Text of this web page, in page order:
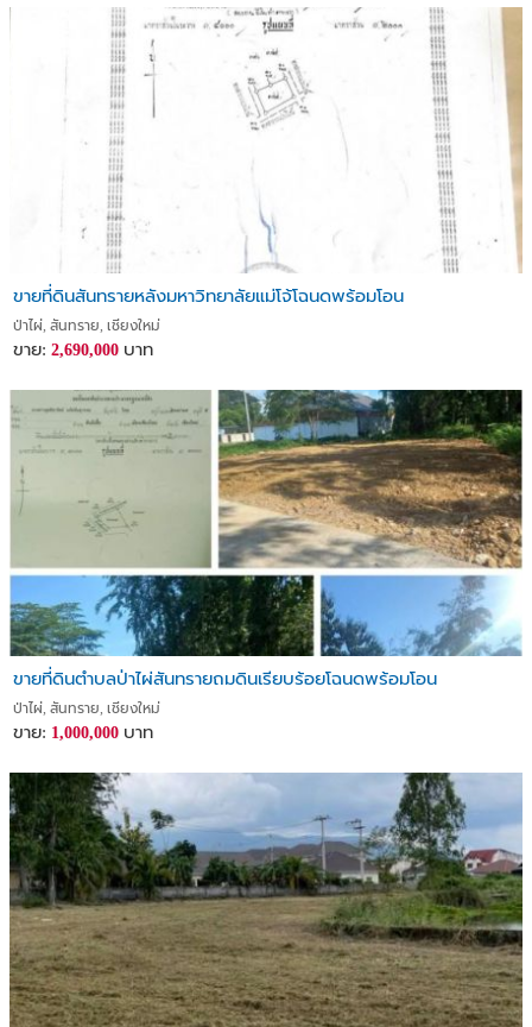
ขายที่ดินสันทรายหลังมหาวิทยาลัยแม่โจ้โฉนดพร้อมโอน
ป่าไผ่, สันทราย, เชียงใหม่
ขาย: 2,690,000 บาท
ขายที่ดินตำบลป่าไผ่สันทรายถมดินเรียบร้อยโฉนดพร้อมโอน
ป่าไผ่, สันทราย, เชียงใหม่
ขาย: 1,000,000 บาท